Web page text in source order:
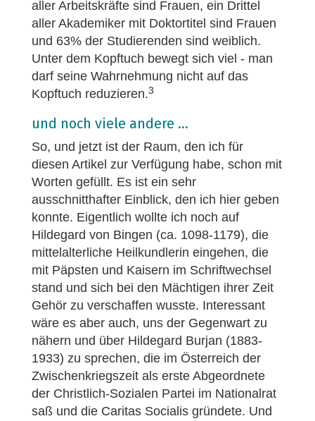
aller Arbeitskräfte sind Frauen, ein Drittel
aller Akademiker mit Doktortitel sind Frauen
und 63% der Studierenden sind weiblich.
Unter dem Kopftuch bewegt sich viel - man
darf seine Wahrnehmung nicht auf das
Kopftuch reduzieren.3
und noch viele andere ...
So, und jetzt ist der Raum, den ich für
diesen Artikel zur Verfügung habe, schon mit
Worten gefüllt. Es ist ein sehr
ausschnitthafter Einblick, den ich hier geben
konnte. Eigentlich wollte ich noch auf
Hildegard von Bingen (ca. 1098-1179), die
mittelalterliche Heilkundlerin eingehen, die
mit Päpsten und Kaisern im Schriftwechsel
stand und sich bei den Mächtigen ihrer Zeit
Gehör zu verschaffen wusste. Interessant
wäre es aber auch, uns der Gegenwart zu
nähern und über Hildegard Burjan (1883-
1933) zu sprechen, die im Österreich der
Zwischenkriegszeit als erste Abgeordnete
der Christlich-Sozialen Partei im Nationalrat
saß und die Caritas Socialis gründete. Und